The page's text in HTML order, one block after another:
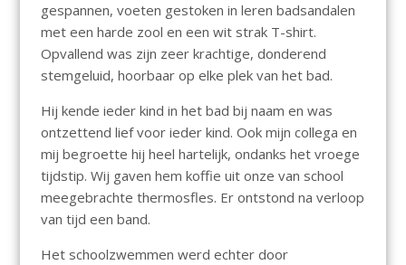
gespannen, voeten gestoken in leren badsandalen
met een harde zool en een wit strak T-shirt.
Opvallend was zijn zeer krachtige, donderend
stemgeluid, hoorbaar op elke plek van het bad.
Hij kende ieder kind in het bad bij naam en was
ontzettend lief voor ieder kind. Ook mijn collega en
mij begroette hij heel hartelijk, ondanks het vroege
tijdstip. Wij gaven hem koffie uit onze van school
meegebrachte thermosfles. Er ontstond na verloop
van tijd een band.
Het schoolzwemmen werd echter door